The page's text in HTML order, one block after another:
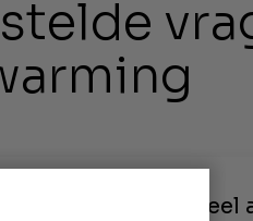
een infrarood paneel